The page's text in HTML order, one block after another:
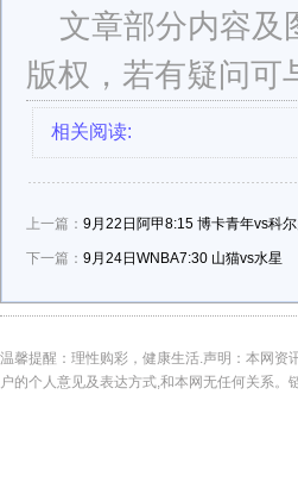
文章部分内容及
版权，若有疑问可
相关阅读:
上一篇： 9月22日阿甲8:15 博卡青年vs科
下一篇： 9月24日WNBA7:30 山猫vs水星
温馨提醒：理性购彩，健康生活.声明：本网
户的个人意见及表达方式,和本网无任何关系